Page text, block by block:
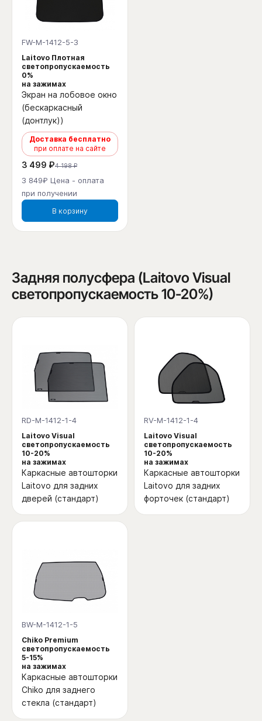
FW-M-1412-5-3
Laitovo Плотная
светопропускаемость
0%
на зажимах
Экран на лобовое окно
(бескаркасный
(донтлук))
Доставка бесплатно
при оплате на сайте
3 499 ₽4 198 ₽
3 849₽ Цена - оплата
при получении
В корзину
Задняя полусфера (Laitovo Visual
светопропускаемость 10-20%)
RD-M-1412-1-4
Laitovo Visual
светопропускаемость
10-20%
на зажимах
Каркасные автошторки
Laitovo для задних
дверей (стандарт)
RV-M-1412-1-4
Laitovo Visual
светопропускаемость
10-20%
на зажимах
Каркасные автошторки
Laitovo для задних
форточек (стандарт)
BW-M-1412-1-5
Chiko Premium
светопропускаемость
5-15%
на зажимах
Каркасные автошторки
Chiko для заднего
стекла (стандарт)